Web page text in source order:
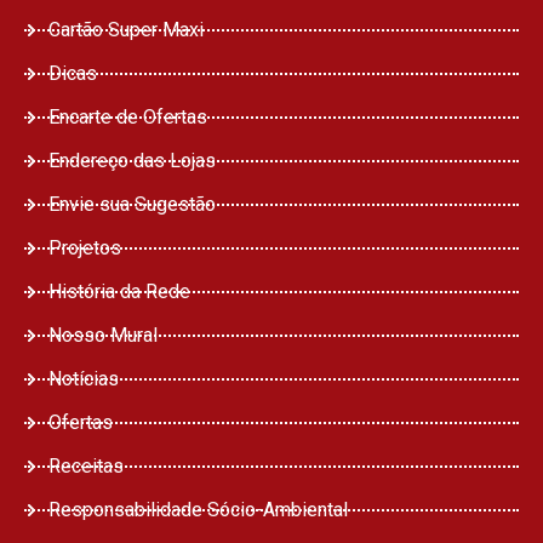
Cartão Super Maxi
Dicas
Encarte de Ofertas
Endereço das Lojas
Envie sua Sugestão
Projetos
História da Rede
Nosso Mural
Notícias
Ofertas
Receitas
Responsabilidade Sócio-Ambiental